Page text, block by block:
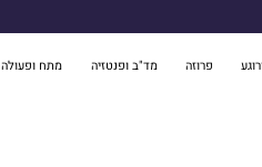
פרוזה מד"ב ופנטזיה מתח ופעולה